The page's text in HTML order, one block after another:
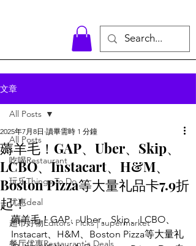
文章
All Posts
吃喝Restaurant
玩乐Things To Do
优惠deal
超市好物Editors' Picks | supermarket
餐厅优惠Restaurant's Deals
All Posts
薅羊毛！GAP、Uber、Skip、
LCBO、Instacart、H&M、
Boston Pizza等大量礼品卡7.9折
起！
2025年7月8日 讀畢需時 1 分鐘
薅羊毛！GAP、Uber、Skip、LCBO、
Instacart、H&M、Boston Pizza等大量礼